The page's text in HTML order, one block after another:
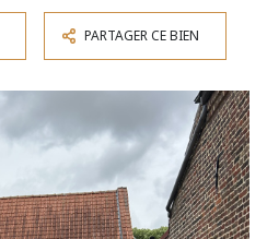
PARTAGER CE BIEN